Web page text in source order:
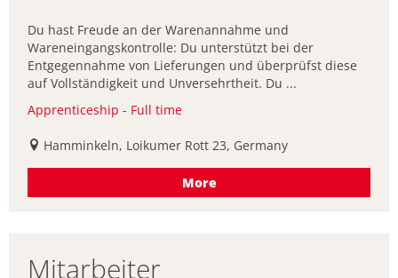
Du hast Freude an der Warenannahme und
Wareneingangskontrolle: Du unterstützt bei der
Entgegennahme von Lieferungen und überprüfst diese
auf Vollständigkeit und Unversehrtheit. Du ...
Apprenticeship - Full time
Hamminkeln, Loikumer Rott 23, Germany
More
Mitarbeiter